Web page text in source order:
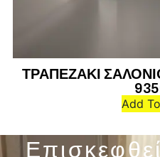
ΤΡΑΠΕΖΑΚΙ
Add